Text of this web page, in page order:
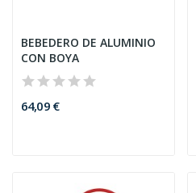
BEBEDERO DE ALUMINIO
CON BOYA
64,09 €